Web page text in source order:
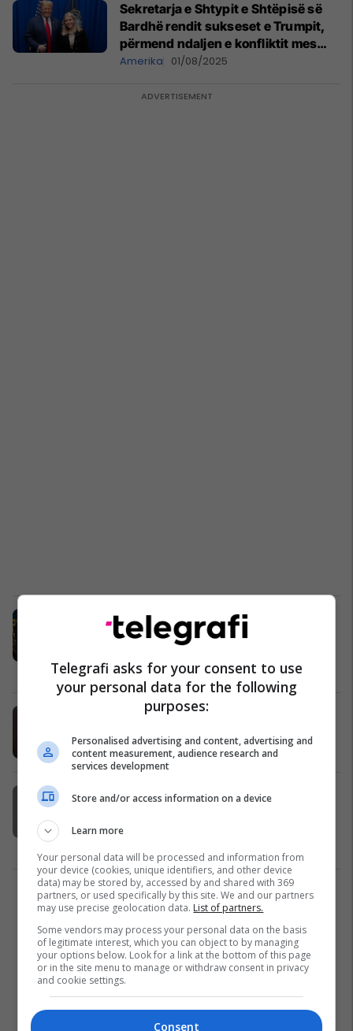
Sekretarja e Shtypit e Shtëpisë së
Bardhë rendit sukseset e Trumpit,
përmend ndaljen e konfliktit mes
Kosovës dhe Serbisë
Amerika 01/08/2025
Shtëpia e Bardhë thotë se Trump po
punon “në mënyrë agresive” për t’i
Evropa 22/07/2025
SHBA sërish kërcënon Rusinë nëse
Evropa 17/07/2025
Trump reagon për sulmin e
rusë
2
Telegrafi asks for your consent to use
your personal data for the following
purposes:
Personalised advertising and content, advertising and
content measurement, audience research and
services development
Store and/or access information on a device
Learn more
Your personal data will be processed and information from
your device (cookies, unique identifiers, and other device
data) may be stored by, accessed by and shared with 369
partners, or used specifically by this site. We and our partners
may use precise geolocation data. List of partners.
Some vendors may process your personal data on the basis
of legitimate interest, which you can object to by managing
your options below. Look for a link at the bottom of this page
or in the site menu to manage or withdraw consent in privacy
and cookie settings.
Consent